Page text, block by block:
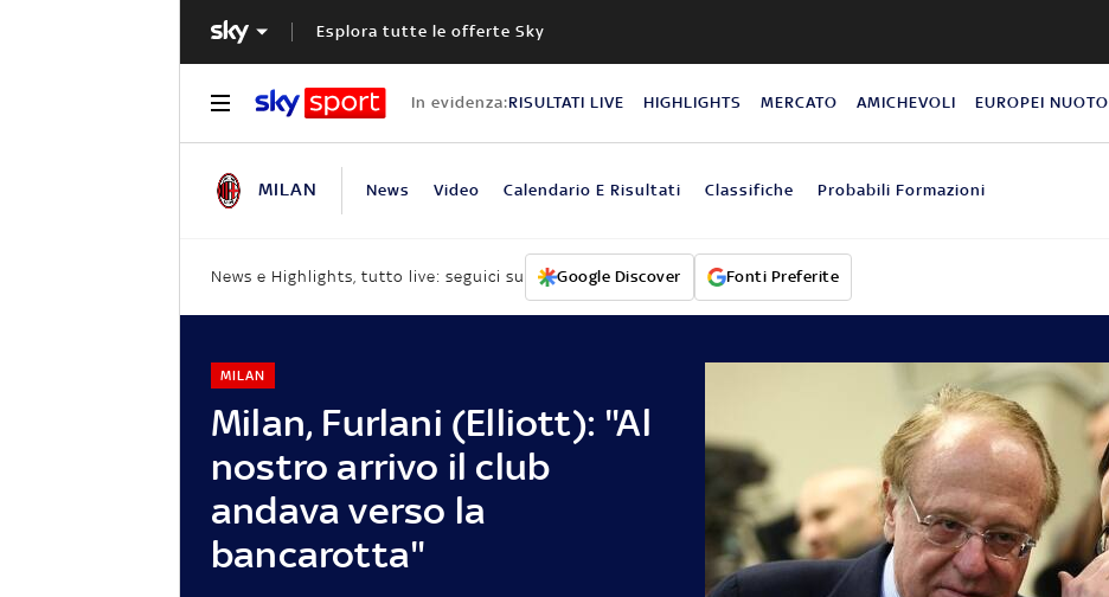
Esplora tutte le offerte Sky
In evidenza:RISULTATI LIVE HIGHLIGHTS MERCATO AMICHEVOLI EUROPEI NUOTO
MILAN News Video Calendario E Risultati Classifiche Probabili Formazioni
News e Highlights, tutto live: seguici su Google Discover Fonti Preferite
Milan, Furlani (Elliott): "Al
nostro arrivo il club
andava verso la
bancarotta"
MILAN